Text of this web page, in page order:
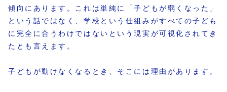
傾向にあります。これは単純に「子どもが弱くなった」
という話ではなく、学校という仕組みがすべての子ども
に完全に合うわけではないという現実が可視化されてき
たとも言えます。
子どもが動けなくなるとき、そこには理由があります。